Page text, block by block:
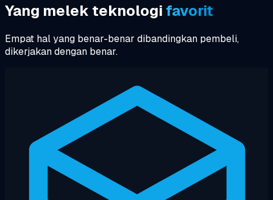
Yang melek teknologi favorit
Empat hal yang benar-benar dibandingkan pembeli,
dikerjakan dengan benar.